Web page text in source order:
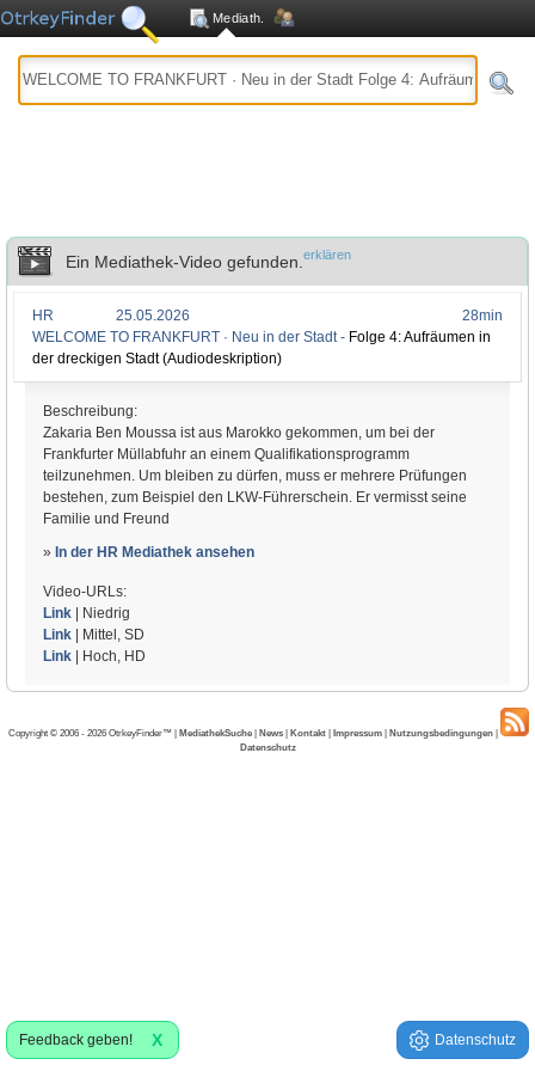
Mediath.
Ein Mediathek-Video gefunden. erklären
28min
HR
25.05.2026
WELCOME TO FRANKFURT · Neu in der Stadt - Folge 4: Aufräumen in
der dreckigen Stadt (Audiodeskription)
Beschreibung:
Zakaria Ben Moussa ist aus Marokko gekommen, um bei der
Frankfurter Müllabfuhr an einem Qualifikationsprogramm
teilzunehmen. Um bleiben zu dürfen, muss er mehrere Prüfungen
bestehen, zum Beispiel den LKW-Führerschein. Er vermisst seine
Familie und Freund
» In der HR Mediathek ansehen
Video-URLs:
Link | Niedrig
Link | Mittel, SD
Link | Hoch, HD
Copyright © 2006 - 2026 OtrkeyFinder™ | MediathekSuche | News | Kontakt | Impressum | Nutzungsbedingungen |
Datenschutz
Feedback geben! X Datenschutz